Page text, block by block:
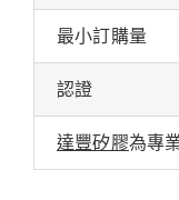
最小訂購量
認證
達豐矽膠為專